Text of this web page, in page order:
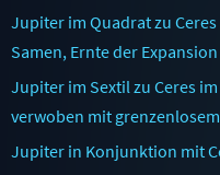
Jupiter im Quadrat zu
Samen, Ernte der Expansion
Jupiter im Sextil zu Ceres
verwoben mit
Jupiter in Konjunktion mit